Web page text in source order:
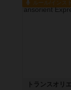
ルール/インスト